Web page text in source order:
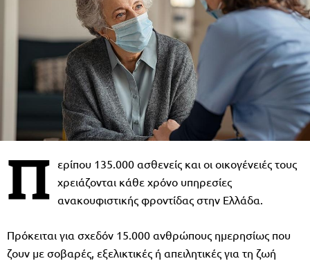
Π ερίπου 135.000 ασθενείς και οι οικογένειές τους
χρειάζονται κάθε χρόνο υπηρεσίες
ανακουφιστικής φροντίδας στην Ελλάδα.
Πρόκειται για σχεδόν 15.000 ανθρώπους ημερησίως που
ζουν με σοβαρές, εξελικτικές ή απειλητικές για τη ζωή